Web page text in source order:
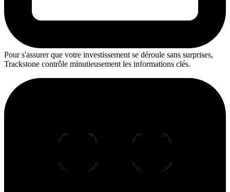
Pour s'assurer que votre investissement se déroule sans surprises,
Trackstone contrôle minutieusement les informations clés.